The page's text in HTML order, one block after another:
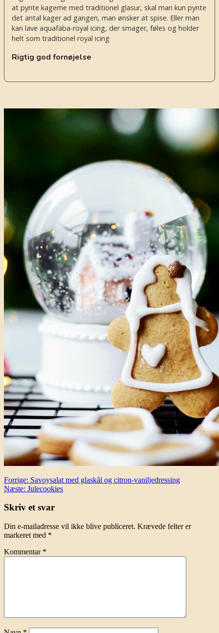
at pynte kagerne med traditionel glasur, skal man kun pynte
det antal kager ad gangen, man ønsker at spise. Eller man
kan lave aquafaba-royal icing, der smager, føles og holder
helt som traditionel royal icing
Rigtig god fornøjelse
Indlægsnavigation
Forrige: Savoysalat med glaskål og citron-vaniljedressing
Næste: Julecookies
Skriv et svar
Din e-mailadresse vil ikke blive publiceret. Krævede felter er
markeret med *
Kommentar *